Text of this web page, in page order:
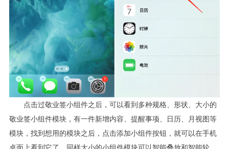
点击过敬业签小组件之后，可以看到多种规格、形状、大小的
敬业签小组件模块，有一件新增内容、提醒事项、日历、月视图等
模块，找到想用的模块之后，点击添加小组件按钮，就可以在手机